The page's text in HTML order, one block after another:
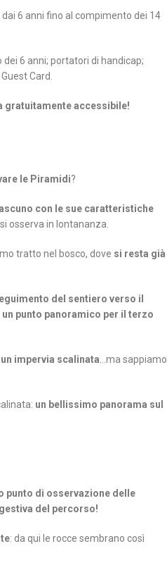
6 anni fino al compimento dei 14
6 anni; portatori di handicap;
Card.
gratuitamente accessibile!
le Piramidi?
con le sue caratteristiche
osserva in lontananza.
tratto nel bosco, dove si resta già
del sentiero verso il
un punto panoramico per il terzo
impervia scalinata…ma sappiamo
un bellissimo panorama sul
punto di osservazione delle
del percorso!
: da qui le rocce sembrano così